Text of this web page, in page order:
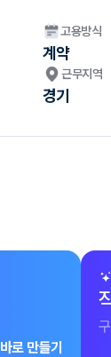
고용방식
계약
근무지역
경기
로 만들기